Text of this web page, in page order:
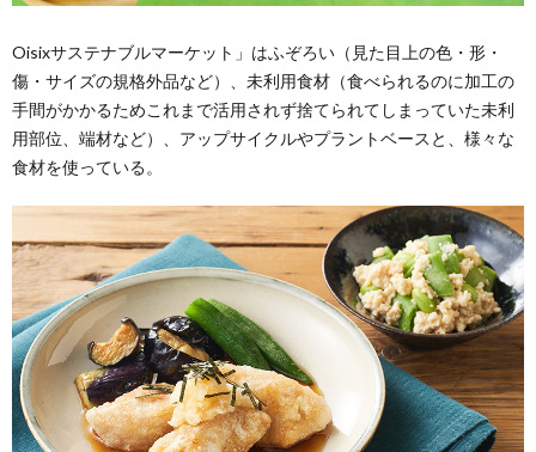
Oisixサステナブルマーケット」はふぞろい（見た目上の色・形・
傷・サイズの規格外品など）、未利用食材（食べられるのに加工の
手間がかかるためこれまで活用されず捨てられてしまっていた未利
用部位、端材など）、アップサイクルやプラントベースと、様々な
食材を使っている。